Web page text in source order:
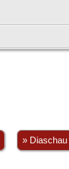
» Diaschau